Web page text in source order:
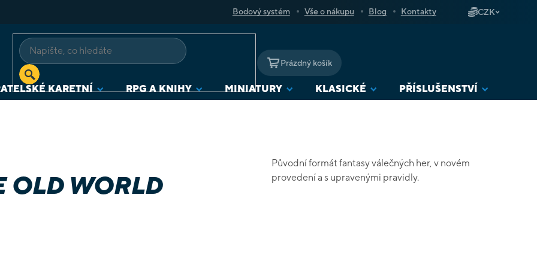
Bodový systém Vše o nákupu Blog Kontakty CZK
NÁKUPNÍ
KOŠÍK
Prázdný košík
KARETNÍ RPG A KNIHY MINIATURY KLASICKÉ PŘÍSLUŠENSTVÍ
OLD WORLD
Původní formát fantasy válečných her, v novém
provedení a s upravenými pravidly.